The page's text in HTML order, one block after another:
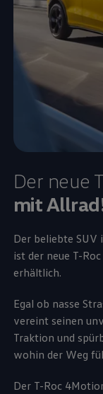
Der neue
mit
Der beliebte
ist der neue T-
erhältlich.
Egal ob nasse
vereint seinen
Traktion und
wohin der Weg
Der T-Roc